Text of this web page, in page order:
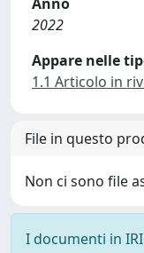
2022
Appare nelle
1.1 Articolo in
File in questo
Non ci sono file
I documenti in